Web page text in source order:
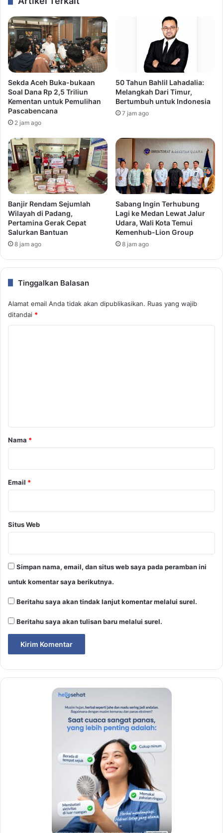
Sekda Aceh Buka-bukaan
Soal Dana Rp 2,5 Triliun
Kementan untuk Pemulihan
Pascabencana
2 jam ago
50 Tahun Bahlil Lahadalia:
Melangkah Dari Timur,
Bertumbuh untuk Indonesia
7 jam ago
Banjir Rendam Sejumlah
Wilayah di Padang,
Pertamina Gerak Cepat
Salurkan Bantuan
8 jam ago
Sabang Ingin Terhubung
Lagi ke Medan Lewat Jalur
Udara, Wali Kota Temui
Kemenhub-Lion Group
8 jam ago
Tinggalkan Balasan
Alamat email Anda tidak akan dipublikasikan. Ruas yang wajib
ditandai *
rNama *
Email *
Situs Web
Simpan nama, email, dan situs web saya pada peramban ini
untuk komentar saya berikutnya.
Beritahu saya akan tindak lanjut komentar melalui surel.
Beritahu saya akan tulisan baru melalui surel.